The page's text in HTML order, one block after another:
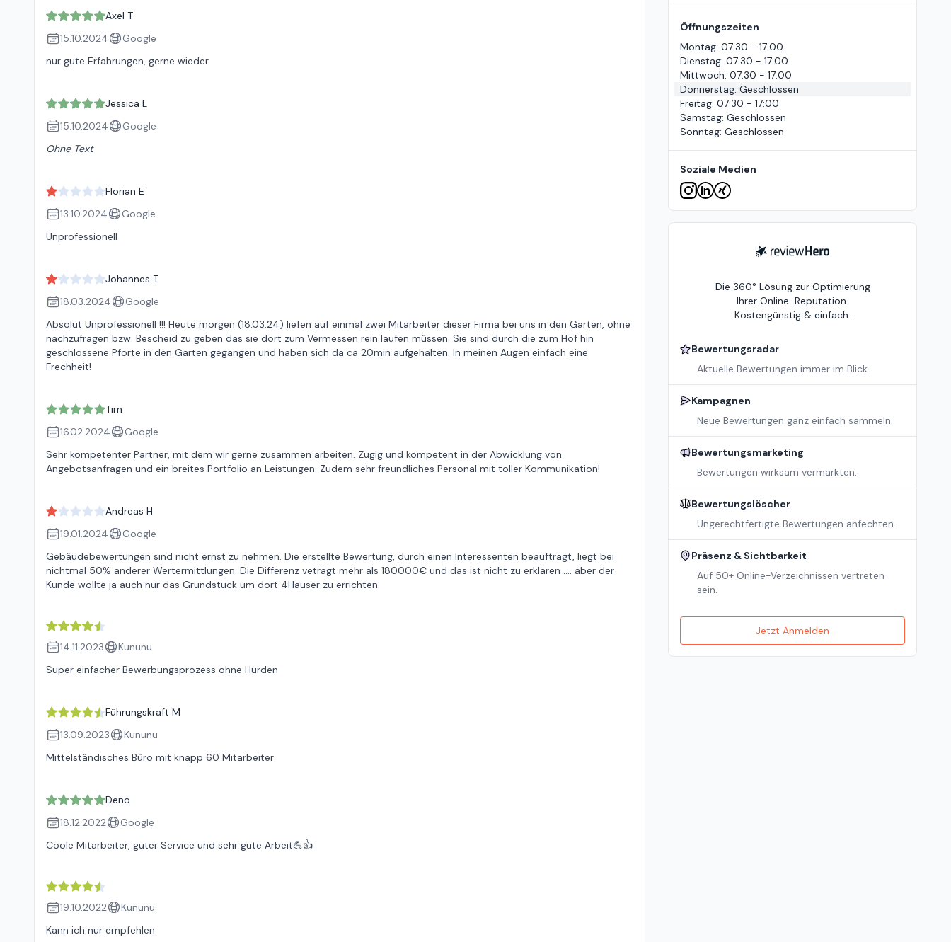
Axel T
15.10.2024
Google
nur gute Erfahrungen, gerne wieder.
Jessica L
15.10.2024
Google
Ohne Text
Florian E
13.10.2024
Google
Unprofessionell
Johannes T
18.03.2024
Google
Absolut Unprofessionell !!! Heute morgen (18.03.24) liefen auf einmal zwei Mitarbeiter dieser Firma bei uns in den Garten, ohne
nachzufragen bzw. Bescheid zu geben das sie dort zum Vermessen rein laufen müssen. Sie sind durch die zum Hof hin
geschlossene Pforte in den Garten gegangen und haben sich da ca 20min aufgehalten. In meinen Augen einfach eine
Frechheit!
Tim
16.02.2024
Google
Sehr kompetenter Partner, mit dem wir gerne zusammen arbeiten. Zügig und kompetent in der Abwicklung von
Angebotsanfragen und ein breites Portfolio an Leistungen. Zudem sehr freundliches Personal mit toller Kommunikation!
Andreas H
19.01.2024
Google
Gebäudebewertungen sind nicht ernst zu nehmen. Die erstellte Bewertung, durch einen Interessenten beauftragt, liegt bei
nichtmal 50% anderer Wertermittlungen. Die Differenz veträgt mehr als 180000€ und das ist nicht zu erklären .... aber der
Kunde wollte ja auch nur das Grundstück um dort 4Häuser zu errichten.
14.11.2023
Kununu
Super einfacher Bewerbungsprozess ohne Hürden
Führungskraft M
13.09.2023
Kununu
Mittelständisches Büro mit knapp 60 Mitarbeiter
Deno
18.12.2022
Google
Coole Mitarbeiter, guter Service und sehr gute Arbeit💪👍
19.10.2022
Kununu
Kann ich nur empfehlen
Öffnungszeiten
Montag: 07:30 - 17:00
Dienstag: 07:30 - 17:00
Mittwoch: 07:30 - 17:00
Donnerstag: Geschlossen
Freitag: 07:30 - 17:00
Samstag: Geschlossen
Sonntag: Geschlossen
Soziale Medien
ReviewHero
Die 360° Lösung zur Optimierung
Ihrer Online-Reputation.
Kostengünstig & einfach.
Bewertungsradar
Aktuelle Bewertungen immer im Blick.
Kampagnen
Neue Bewertungen ganz einfach sammeln.
Bewertungsmarketing
Bewertungen wirksam vermarkten.
Bewertungslöscher
Ungerechtfertigte Bewertungen anfechten.
Präsenz & Sichtbarkeit
Auf 50+ Online-Verzeichnissen vertreten
sein.
Jetzt Anmelden